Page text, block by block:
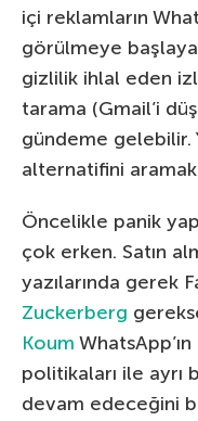
içi reklamların
görülmeye
gizlilik ihlal eden
tarama (Gmail’i
gündeme gelebilir.
alternatifini
Öncelikle panik
çok erken. Satın
yazılarında gerek
Zuckerberg
Koum
politikaları ile ayrı
devam edeceğini